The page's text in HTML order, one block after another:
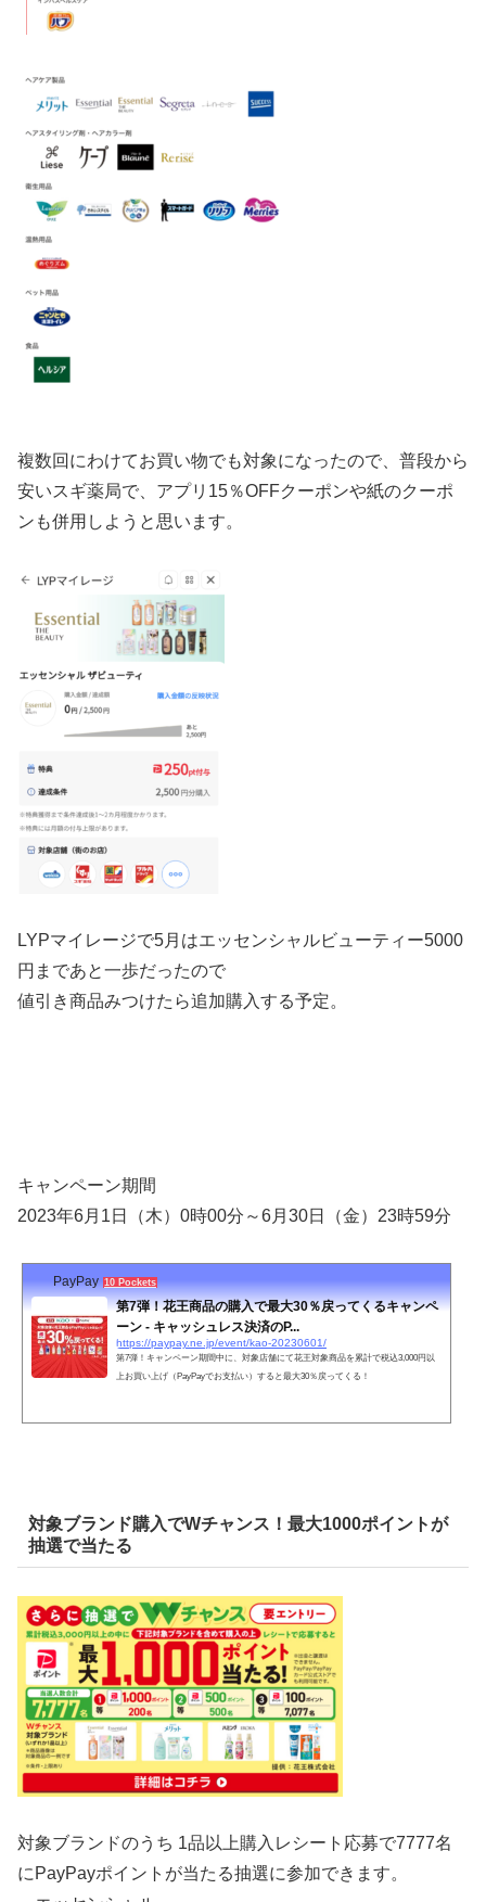
複数回にわけてお買い物でも対象になったので、普段から
安いスギ薬局で、アプリ15％OFFクーポンや紙のクーポ
ンも併用しようと思います。
LYPマイレージで5月はエッセンシャルビューティー5000
円まであと一歩だったので
値引き商品みつけたら追加購入する予定。
キャンペーン期間
2023年6月1日（木）0時00分～6月30日（金）23時59分
PayPay 10 Pockets
第7弾！花王商品の購入で最大30％戻ってくるキャンペ
ーン - キャッシュレス決済のP...
https://paypay.ne.jp/event/kao-20230601/
第7弾！キャンペーン期間中に、対象店舗にて花王対象商品を累計で税込3,000円以
上お買い上げ（PayPayでお支払い）すると最大30％戻ってくる！
対象ブランド購入でWチャンス！最大1000ポイントが
抽選で当たる
対象ブランドのうち 1品以上購入レシート応募で7777名
にPayPayポイントが当たる抽選に参加できます。